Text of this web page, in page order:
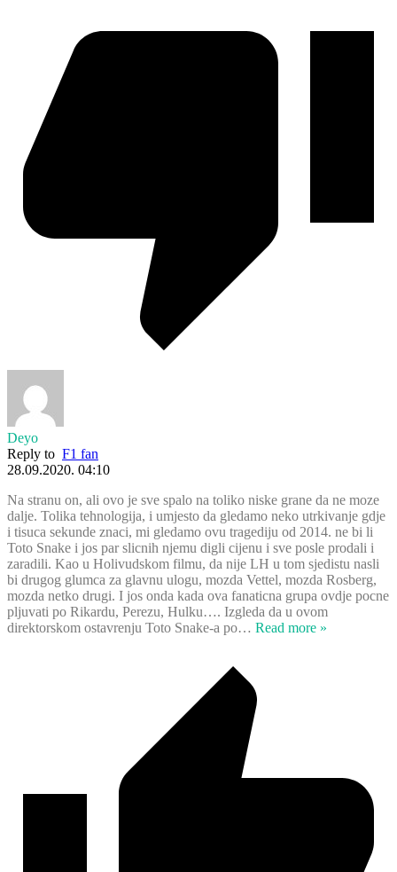
Deyo
Reply to F1 fan
28.09.2020. 04:10
Na stranu on, ali ovo je sve spalo na toliko niske grane da ne moze
dalje. Tolika tehnologija, i umjesto da gledamo neko utrkivanje gdje
i tisuca sekunde znaci, mi gledamo ovu tragediju od 2014. ne bi li
Toto Snake i jos par slicnih njemu digli cijenu i sve posle prodali i
zaradili. Kao u Holivudskom filmu, da nije LH u tom sjedistu nasli
bi drugog glumca za glavnu ulogu, mozda Vettel, mozda Rosberg,
mozda netko drugi. I jos onda kada ova fanaticna grupa ovdje pocne
pljuvati po Rikardu, Perezu, Hulku…. Izgleda da u ovom
direktorskom ostavrenju Toto Snake-a po… Read more »